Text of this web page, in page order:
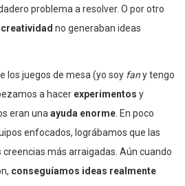
problema a resolver. O por otro
no generaban ideas
los juegos de mesa (yo soy fany tengo
a hacer experimentos y
eran una ayuda enorme . En poco
enfocados, lográbamos que las
más arraigadas. Aún cuando
conseguíamos ideas realmente